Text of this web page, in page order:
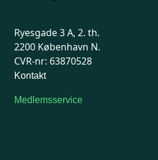
Ryesgade 3 A, 2. th.
2200 København N.
CVR-nr: 63870528
Kontakt
Medlemsservice